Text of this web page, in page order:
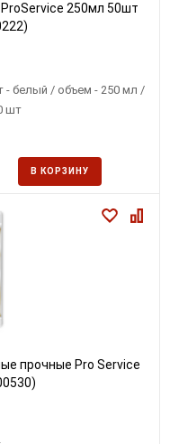
250мл 50шт
- белый / объем - 250 мл /
шт
В КОРЗИНУ
прочные Pro Service